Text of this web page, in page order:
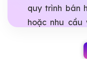
quy trình bán
hoặc nhu cầu
vẫn thiếu